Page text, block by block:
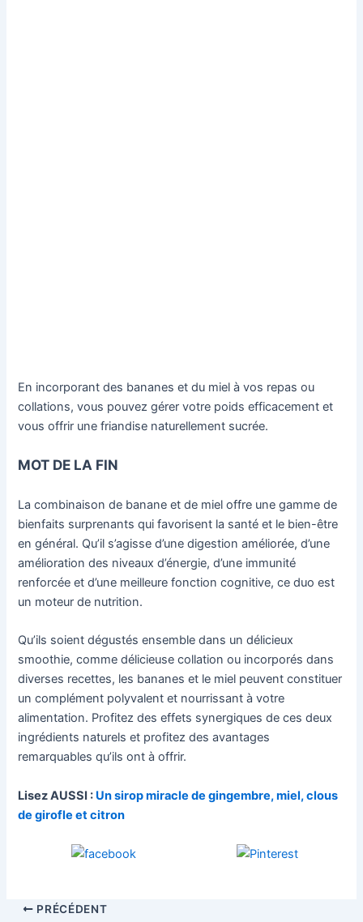
En incorporant des bananes et du miel à vos repas ou
collations, vous pouvez gérer votre poids efficacement et
vous offrir une friandise naturellement sucrée.
MOT DE LA FIN
La combinaison de banane et de miel offre une gamme de
bienfaits surprenants qui favorisent la santé et le bien-être
en général. Qu’il s’agisse d’une digestion améliorée, d’une
amélioration des niveaux d’énergie, d’une immunité
renforcée et d’une meilleure fonction cognitive, ce duo est
un moteur de nutrition.
Qu’ils soient dégustés ensemble dans un délicieux
smoothie, comme délicieuse collation ou incorporés dans
diverses recettes, les bananes et le miel peuvent constituer
un complément polyvalent et nourrissant à votre
alimentation. Profitez des effets synergiques de ces deux
ingrédients naturels et profitez des avantages
remarquables qu’ils ont à offrir.
Lisez AUSSI : Un sirop miracle de gingembre, miel, clous
de girofle et citron
PRÉCÉDENT